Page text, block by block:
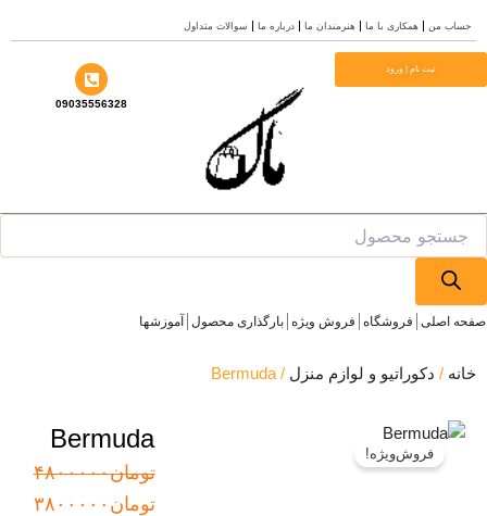
من همکاری با ما هنرمندان ما درباره ما سوالات متداول
ثبت نام | ورود
09035556328
اصلی فروشگاه فروش ویژه بارگذاری محصول آموزشها
/دکوراتیو و لوازم منزل/ Bermuda
فروش‌ویژه!
Bermuda
تومان۴۸۰۰۰۰۰قیمت
اصلی:
تومان۳۸۰۰۰۰۰
قیمت
فعلی: